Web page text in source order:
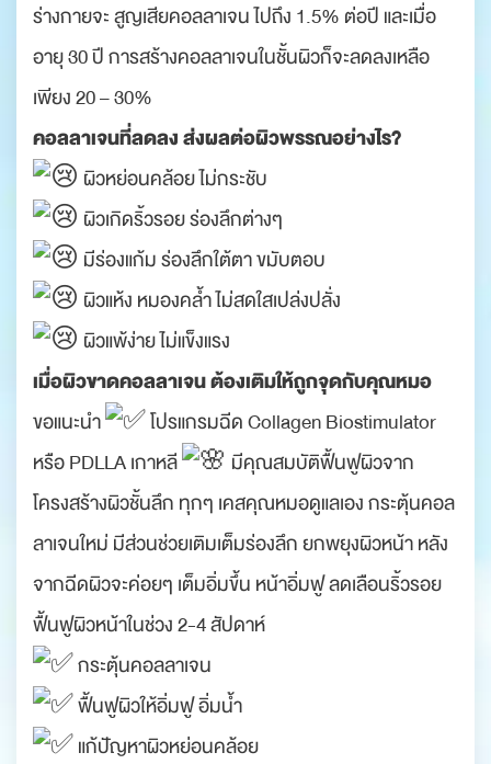
ร่างกายจะ สูญเสียคอลลาเจน ไปถึง 1.5% ต่อปี และเมื่อ
อายุ 30 ปี การสร้างคอลลาเจนในชั้นผิวก็จะลดลงเหลือ
เพียง 20 – 30%
คอลลาเจนที่ลดลง ส่งผลต่อผิวพรรณอย่างไร?
ผิวหย่อนคล้อย ไม่กระชับ
ผิวเกิดริ้วรอย ร่องลึกต่างๆ
มีร่องแก้ม ร่องลึกใต้ตา ขมับตอบ
ผิวแห้ง หมองคล้ำ ไม่สดใสเปล่งปลั่ง
ผิวแพ้ง่าย ไม่แข็งแรง
เมื่อผิวขาดคอลลาเจน ต้องเติมให้ถูกจุดกับคุณหมอ
ขอแนะนำ
โปรแกรมฉีด Collagen Biostimulator
หรือ PDLLA เกาหลี
มีคุณสมบัติฟื้นฟูผิวจาก
โครงสร้างผิวชั้นลึก ทุกๆ เคสคุณหมอดูแลเอง กระตุ้นคอล
ลาเจนใหม่ มีส่วนช่วยเติมเต็มร่องลึก ยกพยุงผิวหน้า หลัง
จากฉีดผิวจะค่อยๆ เต็มอิ่มขึ้น หน้าอิ่มฟู ลดเลือนริ้วรอย
ฟื้นฟูผิวหน้าในช่วง 2-4 สัปดาห์
กระตุ้นคอลลาเจน
ฟื้นฟูผิวให้อิ่มฟู อิ่มน้ำ
แก้ปัญหาผิวหย่อนคล้อย